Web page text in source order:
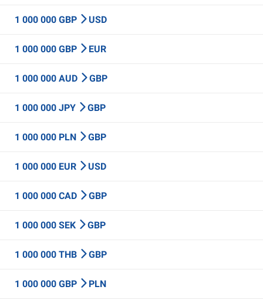
1 000 000 GBP USD
1 000 000 GBP EUR
1 000 000 AUD GBP
1 000 000 JPY GBP
1 000 000 PLN GBP
1 000 000 EUR USD
1 000 000 CAD GBP
1 000 000 SEK GBP
1 000 000 THB GBP
1 000 000 GBP PLN